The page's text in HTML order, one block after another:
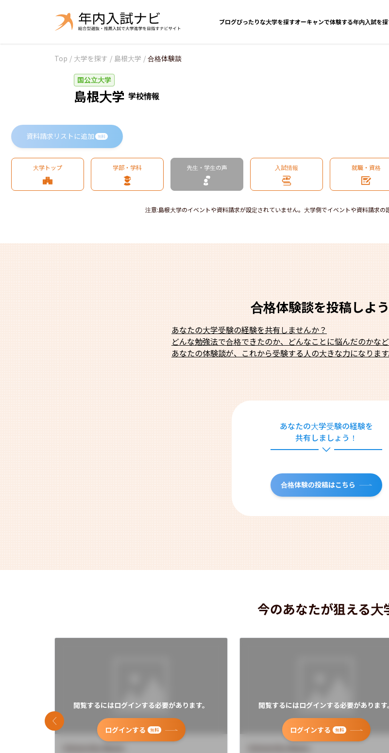
ブログぴったりな大学を探すオーキャンで体験する年内入試を
Top / 大学を探す / 島根大学 / 合格体験談
国公立大学
島根大学 学校情報
資料請求リストに追加 無料
大学トップ 学部・学科 先生・学生の声 入試情報 就職・資格
注意:島根大学のイベントや資料請求が設定されていません。大学側でイベントや資料請求の
合格体験談を投稿しよう
あなたの大学受験の経験を共有しませんか？
どんな勉強法で合格できたのか、どんなことに悩んだのかなど
あなたの体験談が、これから受験する人の大きな力になりま
あなたの大学受験の経験を
共有しましょう！
合格体験の投稿はこちら
今のあなたが狙える大
閲覧するにはログインする必要があります。
ログインする 無料
閲覧するにはログインする必要があります。
ログインする 無料
前のスライド